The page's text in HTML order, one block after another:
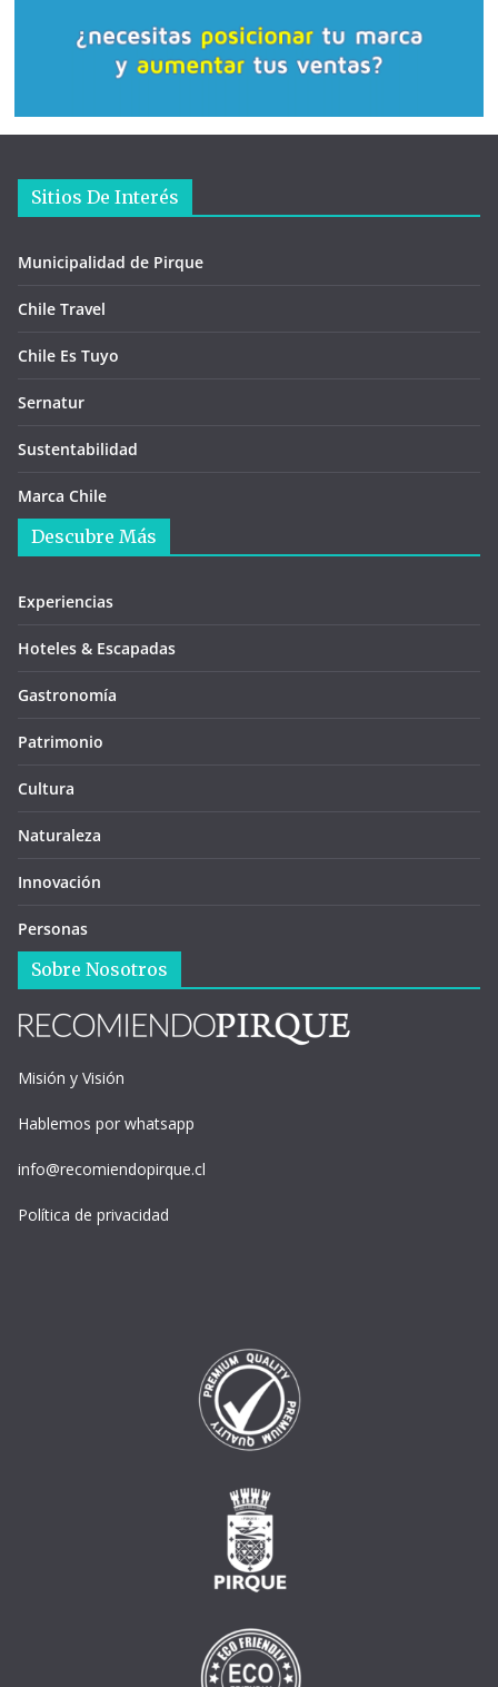
Sitios De Interés
Municipalidad de Pirque
Chile Travel
Chile Es Tuyo
Sernatur
Sustentabilidad
Marca Chile
Descubre Más
Experiencias
Hoteles & Escapadas
Gastronomía
Patrimonio
Cultura
Naturaleza
Innovación
Personas
Sobre Nosotros
Misión y Visión
Hablemos por whatsapp
info@recomiendopirque.cl
Política de privacidad